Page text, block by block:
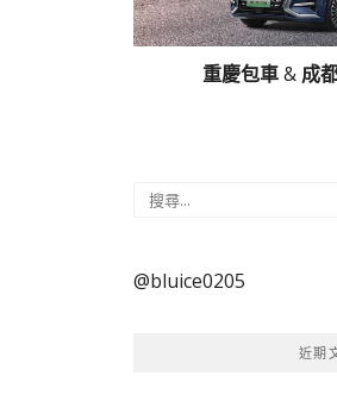
重慶包車& 成
搜
鍵
@bluice0205
近期